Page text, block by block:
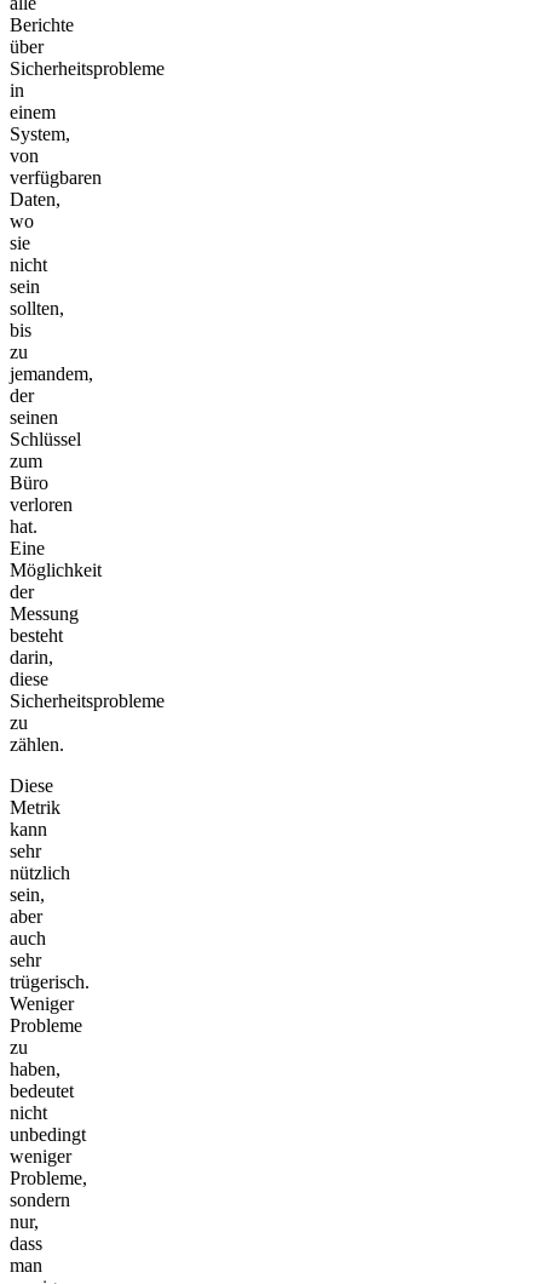
Berichte
über
Sicherheitsprobleme
in
einem
System,
von
verfügbaren
Daten,
wo
sie
nicht
sein
sollten,
bis
zu
jemandem,
der
seinen
Schlüssel
zum
Büro
verloren
hat.
Eine
Möglichkeit
der
Messung
besteht
darin,
diese
Sicherheitsprobleme
zu
zählen.
Diese
Metrik
kann
sehr
nützlich
sein,
aber
auch
sehr
trügerisch.
Weniger
Probleme
zu
haben,
bedeutet
nicht
unbedingt
weniger
Probleme,
sondern
nur,
dass
man